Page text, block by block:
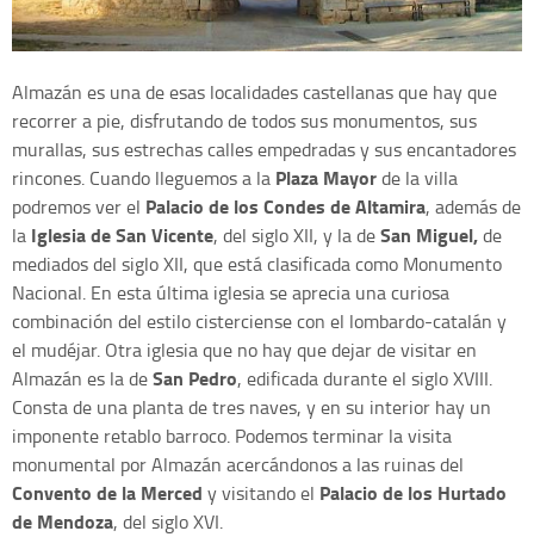
Almazán es una de esas localidades castellanas que hay que
recorrer a pie, disfrutando de todos sus monumentos, sus
murallas, sus estrechas calles empedradas y sus encantadores
rincones. Cuando lleguemos a la Plaza Mayorde la villa
podremos ver el Palacio de los Condes de Altamira, además de
la Iglesia de San Vicente, del siglo XII, y la deSan Miguel,de
mediados del siglo XII, que está clasificada como Monumento
Nacional. En esta última iglesia se aprecia una curiosa
combinación del estilo cisterciense con el lombardo-catalán y
el mudéjar. Otra iglesia que no hay que dejar de visitar en
Almazán es la deSan Pedro, edificada durante el siglo XVIII.
Consta de una planta de tres naves, y en su interior hay un
imponente retablo barroco. Podemos terminar la visita
monumental por Almazán acercándonos a las ruinas del
Convento de la Merced y visitando el Palacio de los Hurtado
de Mendoza, del siglo XVI.